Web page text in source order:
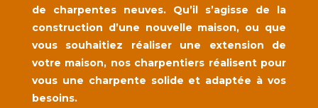
de charpentes neuves. Qu’il s’agisse de la
construction d’une nouvelle maison, ou que
vous souhaitiez réaliser une extension de
votre maison, nos charpentiers réalisent pour
vous une charpente solide et adaptée à vos
besoins.